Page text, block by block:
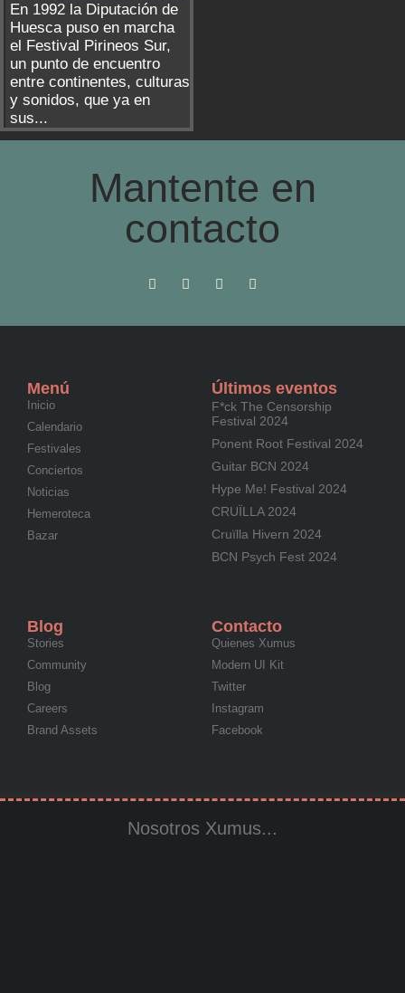
En 1992 la Diputación de
Huesca puso en marcha
el Festival Pirineos Sur,
un punto de encuentro
entre continentes, culturas
y sonidos, que ya en
sus...
Mantente en
contacto
Menú
Inicio
Calendario
Festivales
Conciertos
Noticias
Hemeroteca
Bazar
Últimos eventos
F*ck The Censorship
Festival 2024
Ponent Root Festival 2024
Guitar BCN 2024
Hype Me! Festival 2024
CRUÏLLA 2024
Cruïlla Hivern 2024
BCN Psych Fest 2024
Blog
Stories
Community
Blog
Careers
Brand Assets
Contacto
Quienes Xumus
Modern UI Kit
Twitter
Instagram
Facebook
Nosotros Xumus...